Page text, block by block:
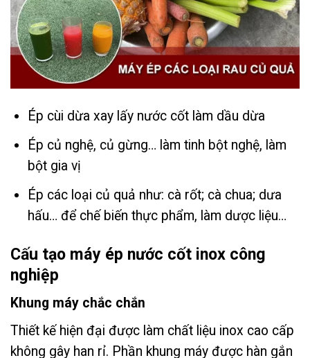
Ép cùi dừa xay lấy nước cốt làm dầu dừa
Ép củ nghệ, củ gừng… làm tinh bột nghệ, làm
bột gia vị
Ép các loại củ quả như: cà rốt; cà chua; dưa
hấu… để chế biến thực phẩm, làm dược liệu…
Cấu tạo máy ép nước cốt inox công
nghiệp
Khung máy chắc chắn
Thiết kế hiện đại được làm chất liệu inox cao cấp
không gây han rỉ. Phần khung máy được hàn gắn